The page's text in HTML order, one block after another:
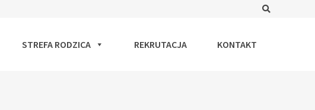
STREFA RODZICA REKRUTACJA KONTAKT